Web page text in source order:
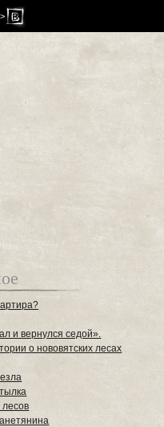
и вернулся седой».
о нововятских лесах